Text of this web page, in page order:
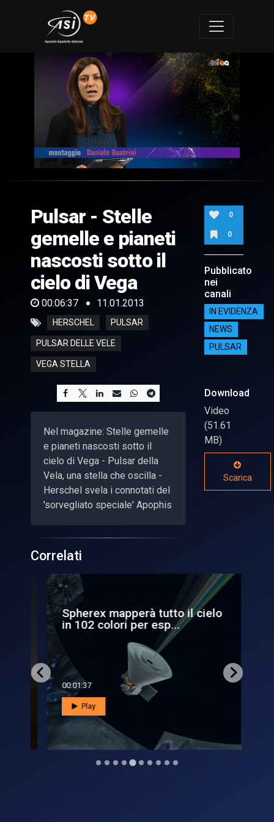
of
37
seconds
Pulsar - Stelle
gemelle e pianeti
nascosti sotto il
cielo di Vega
00:06:37 11.01.2013
HERSCHEL PULSAR
PULSAR DELLE VELE
VEGA STELLA
Nel magazine: Stelle gemelle
e pianeti nascosti sotto il
cielo di Vega - Pulsar della
Vela, una stella che oscilla -
Herschel svela i connotati del
'sorvegliato speciale' Apophis
0
0
Pubblicato
nei
canali
IN EVIDENZA
NEWS
PULSAR
Download
Video
(51.61
MB)
Scarica
Correlati
Spherex mapperà tutto il cielo
in 102 colori per esp...
00:01:37
Play